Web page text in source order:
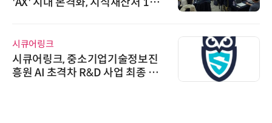
시큐어링크
시큐어링크, 중소기업기술정보진
흥원 AI 초격차 R&D 사업 최종 선